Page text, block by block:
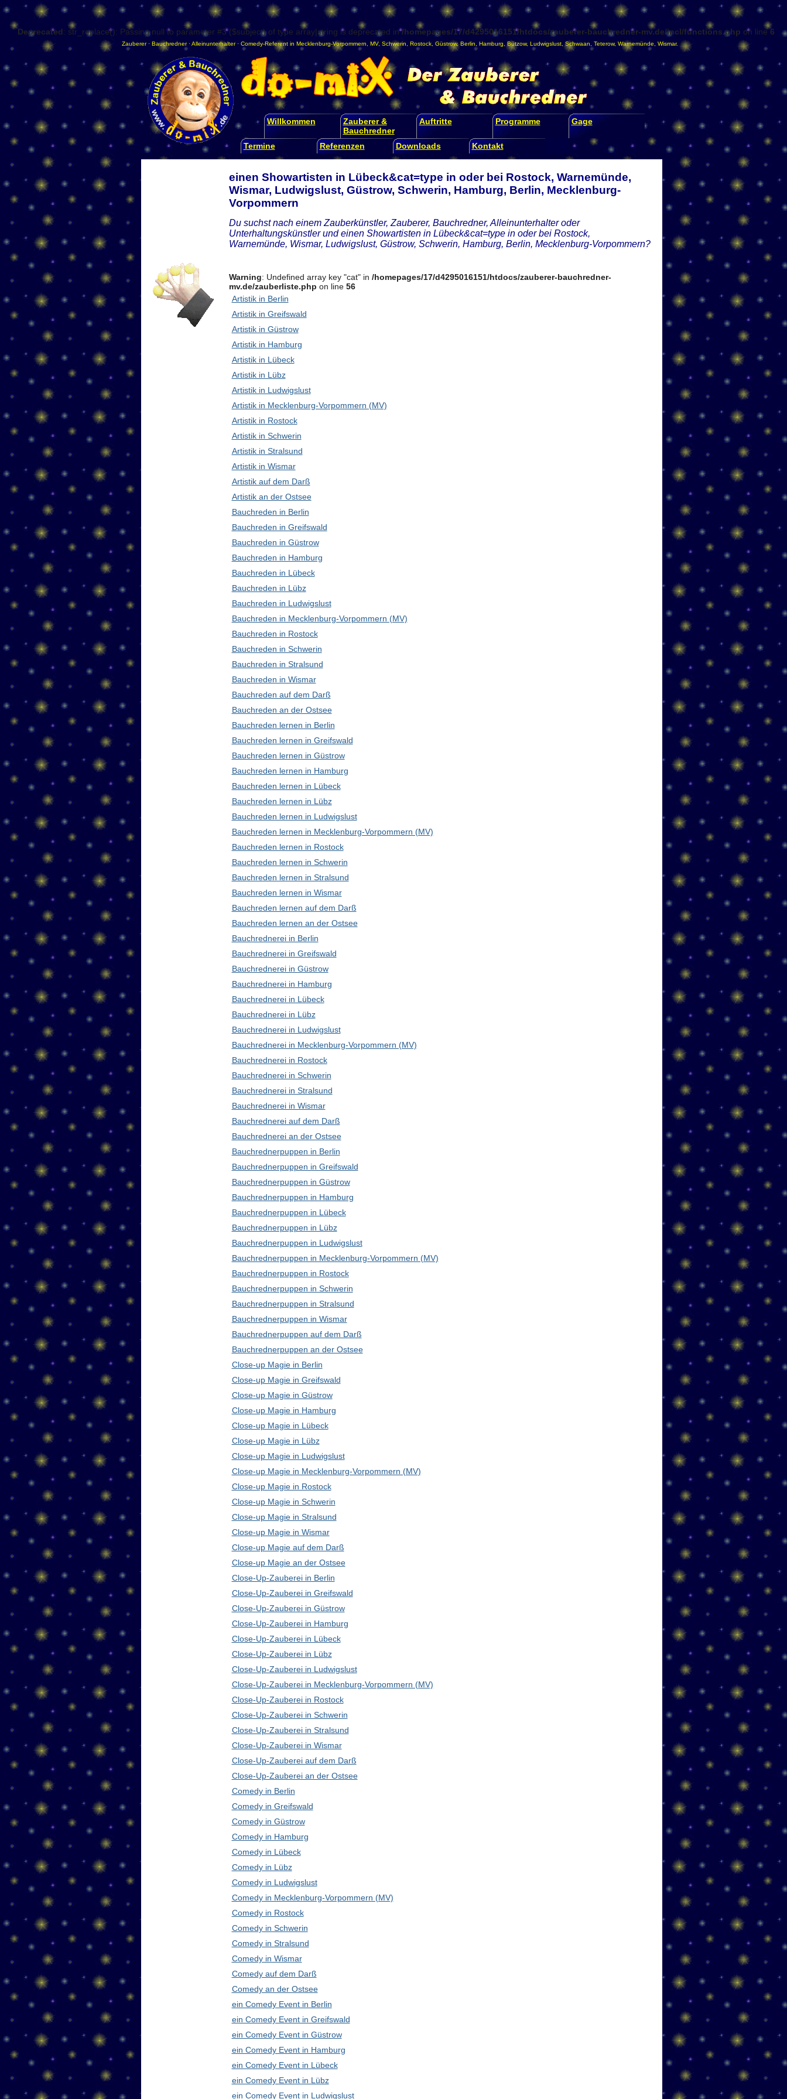
Deprecated: str_replace(): Passing null to parameter #3 ($subject) of type array|string is deprecated in/homepages/17/d4295016151/htdocs/zauberer-bauchredner-mv.de/incl/functions.php on line6
Zauberer· Bauchredner·Alleinunterhalter· Comedy-Referent in Mecklenburg-Vorpommern MV, Schwerin Rostock Güstrow,Berlin Hamburg ,Bützow, Ludwigslust ,Schwaan Teterow, Warnemünde Wismar.
Willkommen
Zauberer &
Bauchredner
Auftritte Programme Gage
Termine Referenzen Downloads Kontakt
einen Showartisten in Lübeck&cat=type in oder bei Rostock, Warnemünde,
Wismar, Ludwigslust, Güstrow, Schwerin, Hamburg, Berlin, Mecklenburg-
Vorpommern
Du suchst nach einem Zauberkünstler, Zauberer, Bauchredner, Alleinunterhalter oder
Unterhaltungskünstler und einen Showartisten in Lübeck&cat=type in oder bei Rostock,
Warnemünde, Wismar, Ludwigslust, Güstrow, Schwerin, Hamburg, Berlin, Mecklenburg-Vorpommern?
Warning: Undefined array key "cat" in /homepages/17/d4295016151/htdocs/zauberer-bauchredner-
mv.de/zauberliste.php on line 56
Artistik in Berlin
Artistik in Greifswald
Artistik in Güstrow
Artistik in Hamburg
Artistik in Lübeck
Artistik in Lübz
Artistik in Ludwigslust
Artistik in Mecklenburg-Vorpommern (MV)
Artistik in Rostock
Artistik in Schwerin
Artistik in Stralsund
Artistik in Wismar
Artistik auf dem Darß
Artistik an der Ostsee
Bauchreden in Berlin
Bauchreden in Greifswald
Bauchreden in Güstrow
Bauchreden in Hamburg
Bauchreden in Lübeck
Bauchreden in Lübz
Bauchreden in Ludwigslust
Bauchreden in Mecklenburg-Vorpommern (MV)
Bauchreden in Rostock
Bauchreden in Schwerin
Bauchreden in Stralsund
Bauchreden in Wismar
Bauchreden auf dem Darß
Bauchreden an der Ostsee
Bauchreden lernen in Berlin
Bauchreden lernen in Greifswald
Bauchreden lernen in Güstrow
Bauchreden lernen in Hamburg
Bauchreden lernen in Lübeck
Bauchreden lernen in Lübz
Bauchreden lernen in Ludwigslust
Bauchreden lernen in Mecklenburg-Vorpommern (MV)
Bauchreden lernen in Rostock
Bauchreden lernen in Schwerin
Bauchreden lernen in Stralsund
Bauchreden lernen in Wismar
Bauchreden lernen auf dem Darß
Bauchreden lernen an der Ostsee
Bauchrednerei in Berlin
Bauchrednerei in Greifswald
Bauchrednerei in Güstrow
Bauchrednerei in Hamburg
Bauchrednerei in Lübeck
Bauchrednerei in Lübz
Bauchrednerei in Ludwigslust
Bauchrednerei in Mecklenburg-Vorpommern (MV)
Bauchrednerei in Rostock
Bauchrednerei in Schwerin
Bauchrednerei in Stralsund
Bauchrednerei in Wismar
Bauchrednerei auf dem Darß
Bauchrednerei an der Ostsee
Bauchrednerpuppen in Berlin
Bauchrednerpuppen in Greifswald
Bauchrednerpuppen in Güstrow
Bauchrednerpuppen in Hamburg
Bauchrednerpuppen in Lübeck
Bauchrednerpuppen in Lübz
Bauchrednerpuppen in Ludwigslust
Bauchrednerpuppen in Mecklenburg-Vorpommern (MV)
Bauchrednerpuppen in Rostock
Bauchrednerpuppen in Schwerin
Bauchrednerpuppen in Stralsund
Bauchrednerpuppen in Wismar
Bauchrednerpuppen auf dem Darß
Bauchrednerpuppen an der Ostsee
Close-up Magie in Berlin
Close-up Magie in Greifswald
Close-up Magie in Güstrow
Close-up Magie in Hamburg
Close-up Magie in Lübeck
Close-up Magie in Lübz
Close-up Magie in Ludwigslust
Close-up Magie in Mecklenburg-Vorpommern (MV)
Close-up Magie in Rostock
Close-up Magie in Schwerin
Close-up Magie in Stralsund
Close-up Magie in Wismar
Close-up Magie auf dem Darß
Close-up Magie an der Ostsee
Close-Up-Zauberei in Berlin
Close-Up-Zauberei in Greifswald
Close-Up-Zauberei in Güstrow
Close-Up-Zauberei in Hamburg
Close-Up-Zauberei in Lübeck
Close-Up-Zauberei in Lübz
Close-Up-Zauberei in Ludwigslust
Close-Up-Zauberei in Mecklenburg-Vorpommern (MV)
Close-Up-Zauberei in Rostock
Close-Up-Zauberei in Schwerin
Close-Up-Zauberei in Stralsund
Close-Up-Zauberei in Wismar
Close-Up-Zauberei auf dem Darß
Close-Up-Zauberei an der Ostsee
Comedy in Berlin
Comedy in Greifswald
Comedy in Güstrow
Comedy in Hamburg
Comedy in Lübeck
Comedy in Lübz
Comedy in Ludwigslust
Comedy in Mecklenburg-Vorpommern (MV)
Comedy in Rostock
Comedy in Schwerin
Comedy in Stralsund
Comedy in Wismar
Comedy auf dem Darß
Comedy an der Ostsee
ein Comedy Event in Berlin
ein Comedy Event in Greifswald
ein Comedy Event in Güstrow
ein Comedy Event in Hamburg
ein Comedy Event in Lübeck
ein Comedy Event in Lübz
ein Comedy Event in Ludwigslust